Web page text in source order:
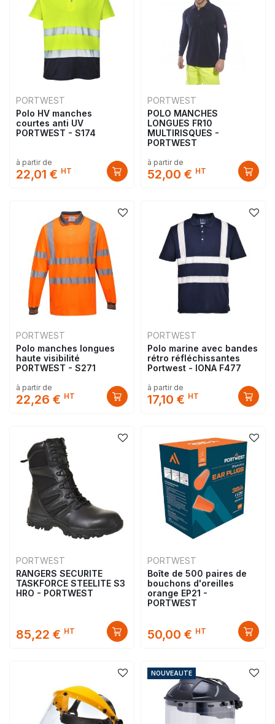
PORTWEST
Polo HV manches
courtes anti UV
PORTWEST - S174
à partir de
22,01 € HT
PORTWEST
POLO MANCHES
LONGUES FR10
MULTIRISQUES -
PORTWEST
à partir de
52,00 € HT
PORTWEST
Polo manches longues
haute visibilité
PORTWEST - S271
à partir de
22,26 € HT
PORTWEST
Polo marine avec bandes
rétro réfléchissantes
Portwest - IONA F477
à partir de
17,10 € HT
PORTWEST
RANGERS SECURITE
TASKFORCE STEELITE S3
HRO - PORTWEST
85,22 € HT
PORTWEST
Boîte de 500 paires de
bouchons d'oreilles
orange EP21 -
PORTWEST
50,00 € HT
NOUVEAUTE